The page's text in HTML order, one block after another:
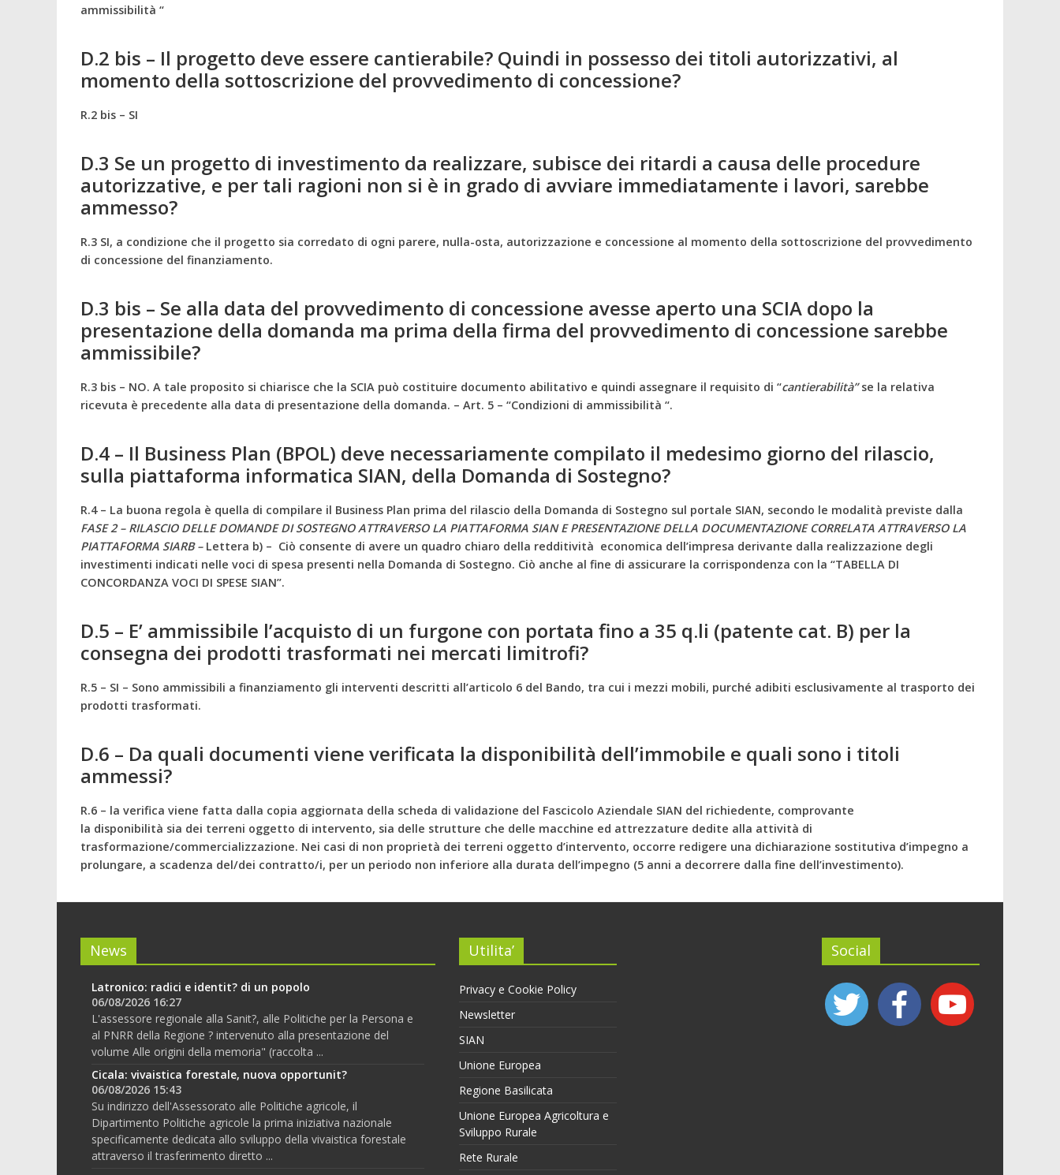
ammissibilità “
D.2 bis – Il progetto deve essere cantierabile? Quindi in possesso dei titoli autorizzativi, al
momento della sottoscrizione del provvedimento di concessione?
R.2 bis – SI
D.3 Se un progetto di investimento da realizzare, subisce dei ritardi a causa delle procedure
autorizzative, e per tali ragioni non si è in grado di avviare immediatamente i lavori, sarebbe
ammesso?
R.3 SI, a condizione che il progetto sia corredato di ogni parere, nulla-osta, autorizzazione e concessione al momento della sottoscrizione del provvedimento
di concessione del finanziamento.
D.3 bis – Se alla data del provvedimento di concessione avesse aperto una SCIA dopo la
presentazione della domanda ma prima della firma del provvedimento di concessione sarebbe
ammissibile?
R.3 bis – NO. A tale proposito si chiarisce che la SCIA può costituire documento abilitativo e quindi assegnare il requisito di “cantierabilità”se la relativa
ricevuta è precedente alla data di presentazione della domanda. – Art. 5 – “Condizioni di ammissibilità “.
D.4 – Il Business Plan (BPOL) deve necessariamente compilato il medesimo giorno del rilascio,
sulla piattaforma informatica SIAN, della Domanda di Sostegno?
R.4 – La buona regola è quella di compilare il Business Plan prima del rilascio della Domanda di Sostegno sul portale SIAN, secondo le modalità previste dalla
FASE 2 – RILASCIO DELLE DOMANDE DI SOSTEGNO ATTRAVERSO LA PIATTAFORMA SIAN E PRESENTAZIONE DELLA DOCUMENTAZIONE CORRELATA ATTRAVERSO LA
PIATTAFORMA SIARB – Lettera b) – Ciò consente di avere un quadro chiaro della redditività economica dell’impresa derivante dalla realizzazione degli
investimenti indicati nelle voci di spesa presenti nella Domanda di Sostegno. Ciò anche al fine di assicurare la corrispondenza con la “TABELLA DI
CONCORDANZA VOCI DI SPESE SIAN”.
D.5 – E’ ammissibile l’acquisto di un furgone con portata fino a 35 q.li (patente cat. B) per la
consegna dei prodotti trasformati nei mercati limitrofi?
R.5 – SI – Sono ammissibili a finanziamento gli interventi descritti all’articolo 6 del Bando, tra cui i mezzi mobili, purché adibiti esclusivamente al trasporto dei
prodotti trasformati.
D.6 – Da quali documenti viene verificata la disponibilità dell’immobile e quali sono i titoli
ammessi?
R.6 – la verifica viene fatta dalla copia aggiornata della scheda di validazione del Fascicolo Aziendale SIAN del richiedente, comprovante
la disponibilità sia dei terreni oggetto di intervento, sia delle strutture che delle macchine ed attrezzature dedite alla attività di
trasformazione/commercializzazione. Nei casi di non proprietà dei terreni oggetto d’intervento, occorre redigere una dichiarazione sostitutiva d’impegno a
prolungare, a scadenza del/dei contratto/i, per un periodo non inferiore alla durata dell’impegno (5 anni a decorrere dalla fine dell’investimento).
News
Latronico: radici e identit? di un popolo
06/08/2026 16:27
L'assessore regionale alla Sanit?, alle Politiche per la Persona e
al PNRR della Regione ? intervenuto alla presentazione del
volume Alle origini della memoria" (raccolta ...
Cicala: vivaistica forestale, nuova opportunit?
06/08/2026 15:43
Su indirizzo dell'Assessorato alle Politiche agricole, il
Dipartimento Politiche agricole la prima iniziativa nazionale
specificamente dedicata allo sviluppo della vivaistica forestale
attraverso il trasferimento diretto ...
Utilita’
Privacy e Cookie Policy
Newsletter
SIAN
Unione Europea
Regione Basilicata
Unione Europea Agricoltura e
Sviluppo Rurale
Rete Rurale
Social